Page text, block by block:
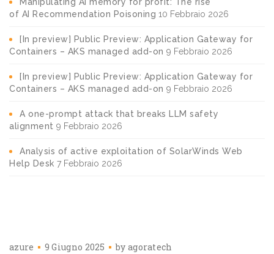
of AI Recommendation Poisoning 10 Febbraio 2026
[In preview] Public Preview: Application Gateway for
Containers – AKS managed add-on 9 Febbraio 2026
[In preview] Public Preview: Application Gateway for
Containers – AKS managed add-on 9 Febbraio 2026
A one-prompt attack that breaks LLM safety
alignment 9 Febbraio 2026
Analysis of active exploitation of SolarWinds Web
Help Desk 7 Febbraio 2026
azure 9 Giugno 2025 by agoratech